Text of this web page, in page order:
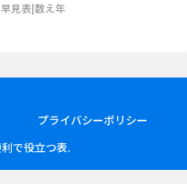
見表|数え年
プライバシーポリシー
で役立つ表.